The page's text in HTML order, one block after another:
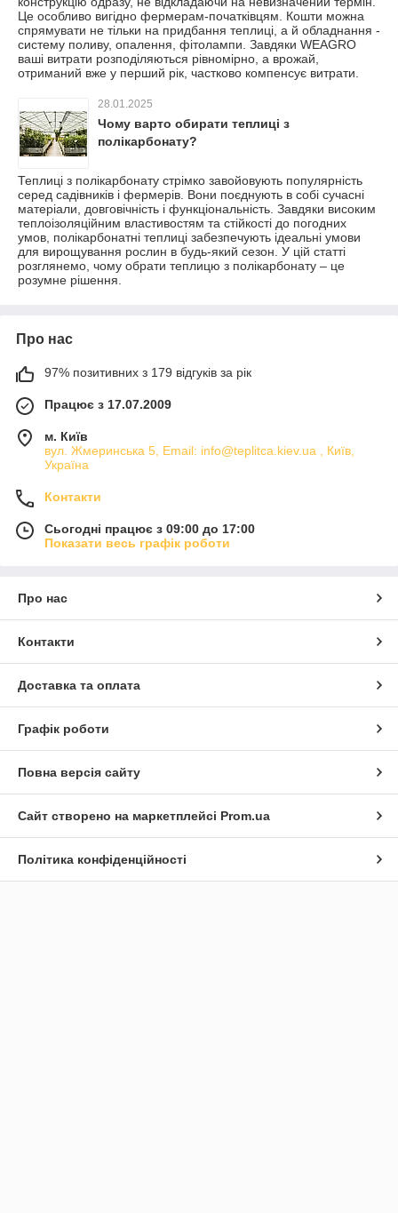
Це особливо вигідно фермерам-початківцям. Кошти можна
спрямувати не тільки на придбання теплиці, а й обладнання -
систему поливу, опалення, фітолампи. Завдяки WEAGRO
ваші витрати розподіляються рівномірно, а врожай,
отриманий вже у перший рік, частково компенсує витрати.
28.01.2025
Чому варто обирати теплиці з
полікарбонату?
Теплиці з полікарбонату стрімко завойовують популярність
серед садівників і фермерів. Вони поєднують в собі сучасні
матеріали, довговічність і функціональність. Завдяки високим
теплоізоляційним властивостям та стійкості до погодних
умов, полікарбонатні теплиці забезпечують ідеальні умови
для вирощування рослин в будь-який сезон. У цій статті
розглянемо, чому обрати теплицю з полікарбонату – це
розумне рішення.
Про нас
97% позитивних з 179 відгуків за рік
Працює з 17.07.2009
м. Київ
вул. Жмеринська 5, Email: info@teplitca.kiev.ua , Київ,
Україна
Контакти
Сьогодні працює з 09:00 до 17:00
Показати весь графік роботи
Про нас
Контакти
Доставка та оплата
Графік роботи
Повна версія сайту
Сайт створено на маркетплейсі Prom.ua
Політика конфіденційності